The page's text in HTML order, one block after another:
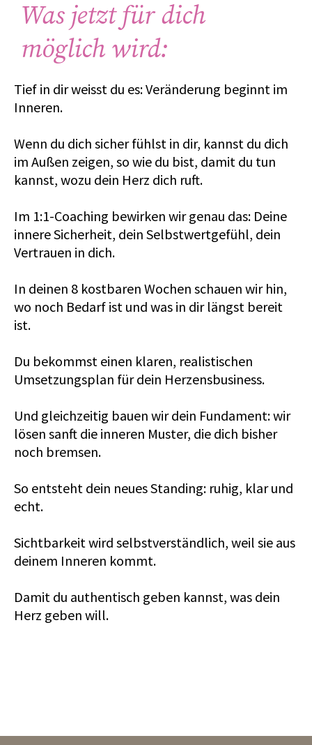
Was jetzt für dich
möglich wird:
Tief in dir weisst du es: Veränderung beginnt im
Inneren.
Wenn du dich sicher fühlst in dir, kannst du dich
im Außen zeigen, so wie du bist, damit du tun
kannst, wozu dein Herz dich ruft.
Im 1:1-Coaching bewirken wir genau das: Deine
innere Sicherheit, dein Selbstwertgefühl, dein
Vertrauen in dich.
In deinen 8 kostbaren Wochen schauen wir hin,
wo noch Bedarf ist und was in dir längst bereit
ist.
Du bekommst einen klaren, realistischen
Umsetzungsplan für dein Herzensbusiness.
Und gleichzeitig bauen wir dein Fundament: wir
lösen sanft die inneren Muster, die dich bisher
noch bremsen.
So entsteht dein neues Standing: ruhig, klar und
echt.
Sichtbarkeit wird selbstverständlich, weil sie aus
deinem Inneren kommt.
Damit du authentisch geben kannst, was dein
Herz geben will.